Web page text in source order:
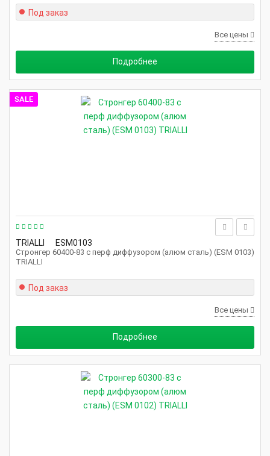
Под заказ
Все цены
Подробнее
TRIALLI ESM0103
Стронгер 60400-83 с перф диффузором (алюм сталь) (ESM 0103)
TRIALLI
SALE
Под заказ
Все цены
Подробнее